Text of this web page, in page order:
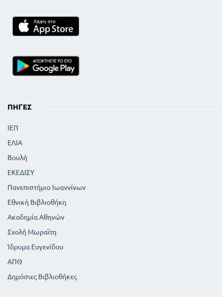
ΠΗΓΈΣ
ΙΕΠ
ΕΛΙΑ
Βουλή
ΕΚΕΔΙΣΥ
Πανεπιστήμιο Ιωαννίνων
Εθνική Βιβλιοθήκη
Ακαδημία Αθηνών
Σχολή Μωραϊτη
Ίδρυμα Ευγενίδου
ΑΠΘ
Δημόσιες Βιβλιοθήκες